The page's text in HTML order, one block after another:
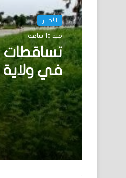
الأخبار
منذ 15 ساعة
في